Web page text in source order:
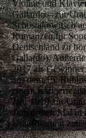
Violine und
Gallardo – zur
Schostakowitsch
Romanzen für
Deutschland zu
Gallardo).
2017 als
aus dem 15.
einem
Jahr 1919 zur
zum dritten Mal in
Uraufführung